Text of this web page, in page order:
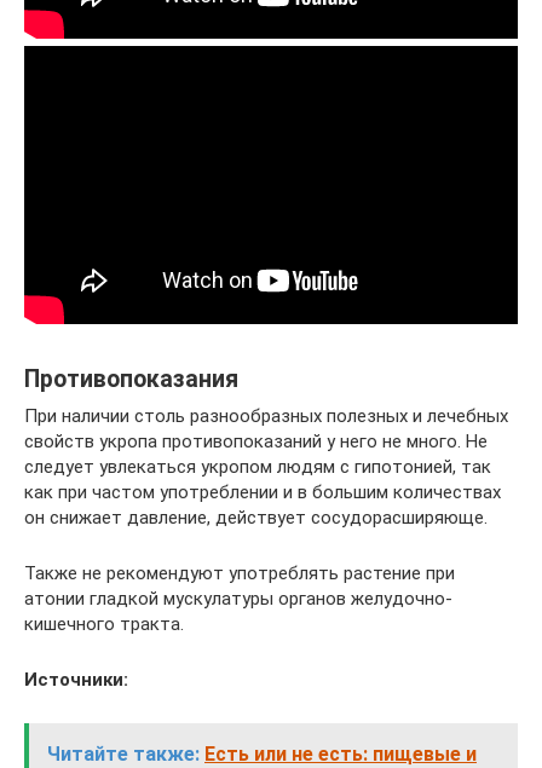
Противопоказания
При наличии столь разнообразных полезных и лечебных
свойств укропа противопоказаний у него не много. Не
следует увлекаться укропом людям с гипотонией, так
как при частом употреблении и в большим количествах
он снижает давление, действует сосудорасширяюще.
Также не рекомендуют употреблять растение при
атонии гладкой мускулатуры органов желудочно-
кишечного тракта.
Источники:
Читайте также: Есть или не есть: пищевые и